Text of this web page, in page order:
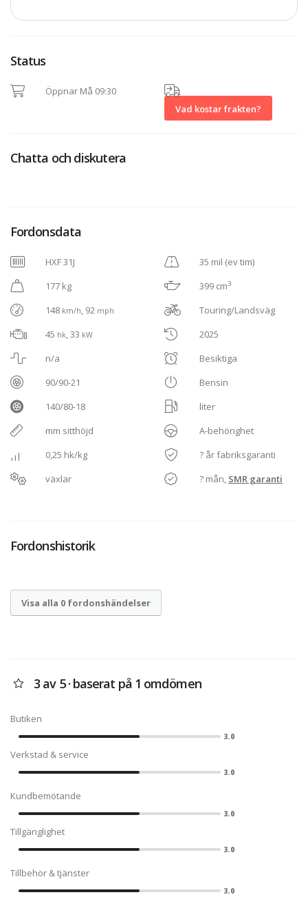
Status
Öppnar Må 09:30
Vad kostar frakten?
Chatta och diskutera
Fordonsdata
HXF 31J
177 kg
148 km/h, 92 mph
45 hk, 33 kW
n/a
90/90-21
140/80-18
mm sitthöjd
0,25 hk/kg
växlar
35 mil (ev tim)
399 cm3
Touring/Landsväg
2025
Besiktiga
Bensin
liter
A-behörighet
? år fabriksgaranti
? mån, SMR garanti
Fordonshistorik
Visa alla 0 fordonshändelser
3 av 5 · baserat på 1 omdömen
Butiken
3.0
Verkstad & service
3.0
Kundbemötande
3.0
Tillgänglighet
3.0
Tillbehör & tjänster
3.0